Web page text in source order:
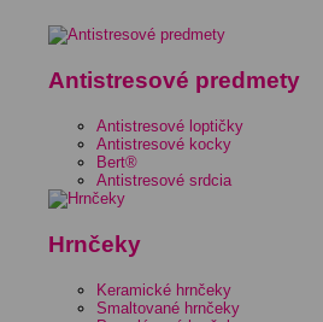
Antistresové predmety
Antistresové loptičky
Antistresové kocky
Bert®
Antistresové srdcia
Hrnčeky
Keramické hrnčeky
Smaltované hrnčeky